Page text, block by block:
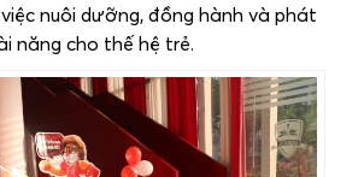
nuôi dưỡng, đồng hành và phát
năng cho thế hệ trẻ.